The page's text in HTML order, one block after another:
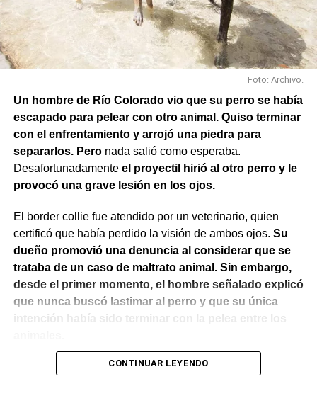
Foto: Archivo.
Un hombre de Río Colorado vio que su perro se había
escapado para pelear con otro animal. Quiso terminar
con el enfrentamiento y arrojó una piedra para
separarlos. Peronada salió como esperaba.
Desafortunadamente el proyectil hirió al otro perro y le
provocó una grave lesión en los ojos.
El border collie fue atendido por un veterinario, quien
certificó que había perdido la visión de ambos ojos. Su
dueño promovió una denuncia al considerar que se
trataba de un caso de maltrato animal. Sin embargo,
desde el primer momento, el hombre señalado explicó
que nunca buscó lastimar al perro y que su única
intención había sido terminar con la pelea entre los
El Juzgado de Paz analizó el caso y resolvió desestimar
que los hechos no configuraban la contravención de
CONTINUAR LEYENDO